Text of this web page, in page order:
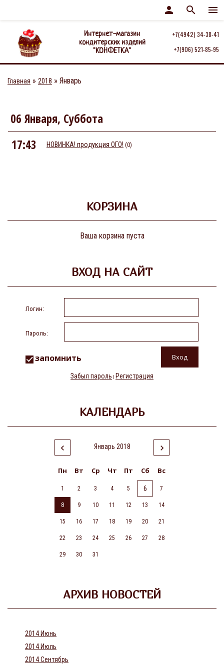
menu
search
person
Интернет-магазин
кондитерских изделий
"КОНФЕТКА"
+7(4942) 34-38-41
+7(906) 521-85-95
Главная » 2018 » Январь
06 Января, Суббота
17:43
НОВИНКА! продукция ОГО! (0)
КОРЗИНА
Ваша корзина пуста
ВХОД НА САЙТ
Логин:
Пароль:
запомнить
Забыл пароль | Регистрация
КАЛЕНДАРЬ
Январь 2018
Пн Вт Ср Чт Пт Сб Вс
1 2 3 4 5 6 7
8 9 10 11 12 13 14
15 16 17 18 19 20 21
22 23 24 25 26 27 28
29 30 31
АРХИВ НОВОСТЕЙ
2014 Июнь
2014 Июль
2014 Сентябрь